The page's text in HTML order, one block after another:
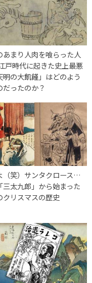
あまり人肉を喰らった人
戸時代に起きた史上最悪
明の大飢饉」はどのよう
だったのか？
（笑）サンタクロース…
三太九郎」から始まった
クリスマスの歴史